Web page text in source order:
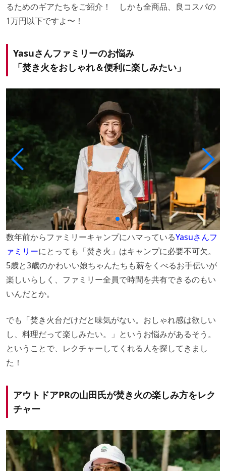
るためのギアたちをご紹介！ しかも全商品、良コスパの
1万円以下ですよ〜！
Yasuさんファミリーのお悩み
「焚き火をおしゃれ＆便利に楽しみたい」
数年前からファミリーキャンプにハマっているYasuさんフ
ァミリーにとっても「焚き火」はキャンプに必要不可欠。
5歳と3歳のかわいい娘ちゃんたちも薪をくべるお手伝いが
楽しいらしく、ファミリー全員で時間を共有できるのもい
いんだとか。
でも「焚き火台だけだと味気がない。おしゃれ感は欲しい
し、料理だって楽しみたい。」というお悩みがあるそう。
ということで、レクチャーしてくれる人を探してきまし
た！
アウトドアPRの山田氏が焚き火の楽しみ方をレク
チャー